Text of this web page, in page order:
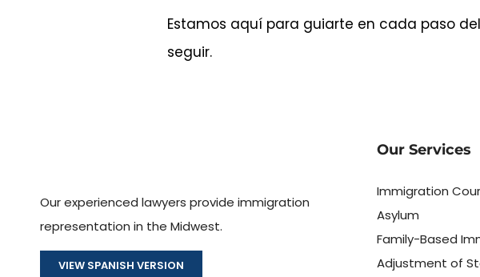
Estamos aquí para guiarte en cada paso
seguir.
Our experienced lawyers provide immigration
representation in the Midwest.
VIEW SPANISH VERSION
Our Services
Immigration
Asylum
Family-Based
Adjustment of